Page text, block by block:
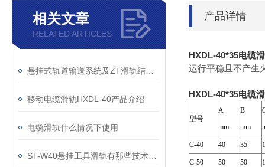
相关文章
RELATED ARTICLES
移动电缆滑轨HXDL-40产品介绍
电缆滑轨什么情况下使用
产品详情
HXDL-40*35电缆
运行平稳且不产生
HXDL-40*35电缆
型号
A
mm
B
mm
C-40 40 35
C-50 50 50